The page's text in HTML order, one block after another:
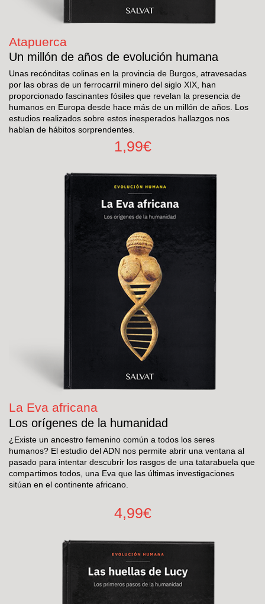
Atapuerca
Un millón de años de evolución humana
Unas recónditas colinas en la provincia de Burgos, atravesadas
por las obras de un ferrocarril minero del siglo XIX, han
proporcionado fascinantes fósiles que revelan la presencia de
humanos en Europa desde hace más de un millón de años. Los
estudios realizados sobre estos inesperados hallazgos nos
hablan de hábitos sorprendentes.
1,99€
La Eva africana
Los orígenes de la humanidad
¿Existe un ancestro femenino común a todos los seres
humanos? El estudio del ADN nos permite abrir una ventana al
pasado para intentar descubrir los rasgos de una tatarabuela que
compartimos todos, una Eva que las últimas investigaciones
sitúan en el continente africano.
4,99€